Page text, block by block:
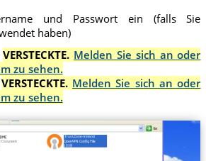
und Passwort ein (falls Sie
haben)
VERSTECKTE. Melden Sie sich an oder
zu sehen.
VERSTECKTE. Melden Sie sich an oder
zu sehen.
Trust.Zone-Ireland